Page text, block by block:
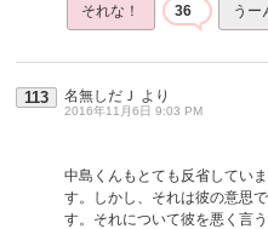
それな！ 36 う
113 名無しだＪ より
2016年11月6日 9:03 PM
中島くんもとても反省してい
す。しかし、それは彼の意思
す。それについて彼を悪く言